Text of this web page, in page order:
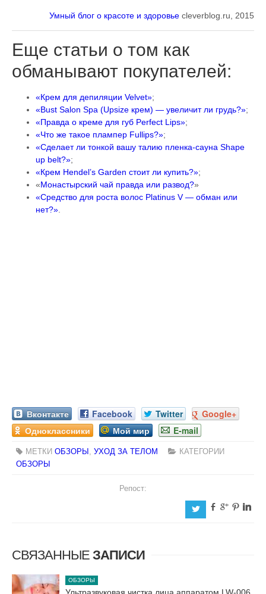
Умный блог о красоте и здоровье cleverblog.ru, 2015
Еще статьи о том как
обманывают покупателей:
«Крем для депиляции Velvet»;
«Bust Salon Spa (Upsize крем) — увеличит ли грудь?»;
«Правда о креме для губ Perfect Lips»;
«Что же такое плампер Fullips?»;
«Сделает ли тонкой вашу талию пленка-сауна Shape
up belt?»;
«Крем Hendel’s Garden стоит ли купить?»;
«Монастырский чай правда или развод?»
«Средство для роста волос Platinus V — обман или
нет?»
Вконтакте Facebook Twitter
Google+
Одноклассники
Мой мир E-mail
МЕТКИ ОБЗОРЫ , УХОД ЗА ТЕЛОМ
КАТЕГОРИИ
ОБЗОРЫ
Репост:
a b c d j
СВЯЗАННЫЕ ЗАПИСИ
ОБЗОРЫ